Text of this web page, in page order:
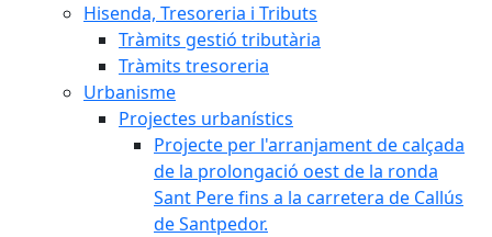
Hisenda, Tresoreria i Tributs
Tràmits gestió tributària
Tràmits tresoreria
Urbanisme
Projectes urbanístics
Projecte per l'arranjament de calçada
de la prolongació oest de la ronda
Sant Pere fins a la carretera de Callús
de Santpedor.